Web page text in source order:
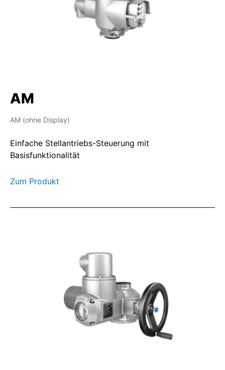
AM
AM (ohne Display)
Einfache Stellantriebs-Steuerung mit
Basisfunktionalität
Zum Produkt